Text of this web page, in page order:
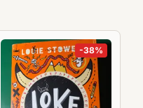
-38%